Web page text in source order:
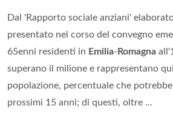
Dal 'Rapporto sociale anziani'
presentato nel corso del convegno
65enni residenti in Emilia- Romagna
superano il milione e rappresentano
popolazione, percentuale che
prossimi 15 anni; di questi, oltre ...